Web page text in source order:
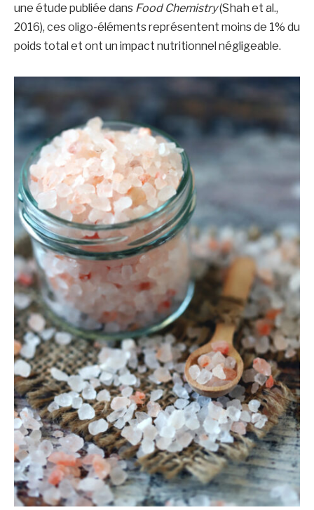
une étude publiée dans Food Chemistry(Shah et al.,
2016), ces oligo-éléments représentent moins de 1% du
poids total et ont un impact nutritionnel négligeable.